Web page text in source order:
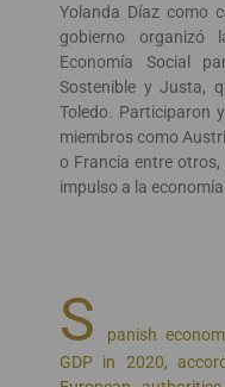
Yolanda Díaz como
gobierno organizó
Economía Social
Sostenible y Justa,
Toledo. Participaron
miembros como
o Francia entre
impulso a la
S
panish
GDP in 2020,